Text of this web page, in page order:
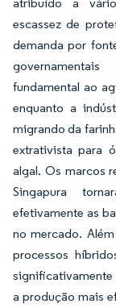
escassez de
demanda por
fundamental ao
enquanto a
migrando da
extrativista para
algal. Os marcos
Singapura
efetivamente as
no mercado.
processos
significativamente
a produção mais